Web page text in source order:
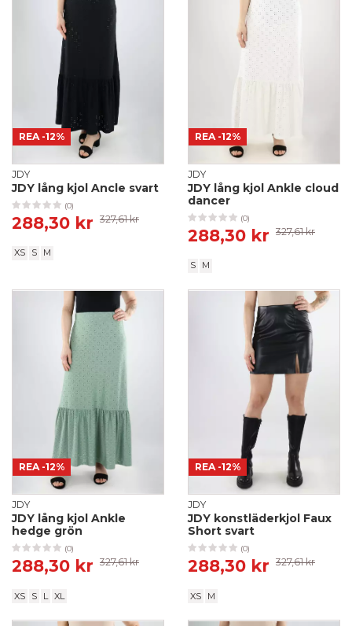
REA -12%
JDY
JDY lång kjol Ancle svart
(0)
288,30 kr 327,61 kr
XS S M
REA -12%
JDY
JDY lång kjol Ankle cloud
dancer
(0)
288,30 kr 327,61 kr
S M
REA -12%
JDY
JDY lång kjol Ankle
hedge grön
(0)
288,30 kr 327,61 kr
XS S L XL
REA -12%
JDY
JDY konstläderkjol Faux
Short svart
(0)
288,30 kr 327,61 kr
XS M